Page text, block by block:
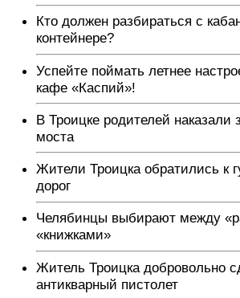
Кто должен разбираться с
контейнере?
Успейте поймать летнее
кафе «Каспий»!
В Троицке родителей наказали
моста
Жители Троицка обратились к
дорог
Челябинцы выбирают между
«книжками»
Житель Троицка добровольно
антикварный пистолет